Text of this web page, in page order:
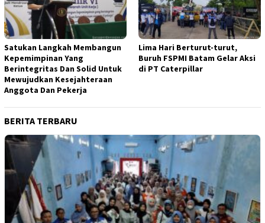
Satukan Langkah Membangun
Kepemimpinan Yang
Berintegritas Dan Solid Untuk
Mewujudkan Kesejahteraan
Anggota Dan Pekerja
Lima Hari Berturut-turut,
Buruh FSPMI Batam Gelar Aksi
di PT Caterpillar
BERITA TERBARU